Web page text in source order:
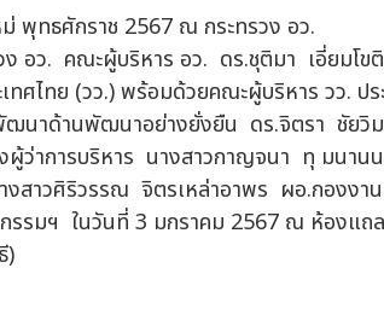
อว. คณะผู้บริหาร อว. ดร.ชุติมา เอี่ยมโข
ทศไทย (วว.) พร้อมด้วยคณะผู้บริหาร วว. ป
นาด้านพัฒนาอย่างยั่งยืน ดร.จิตรา ชัยวิ
าการบริหาร นางสาวกาญจนา ทุ มนาน
สาวศิริวรรณ จิตรเหล่าอาพร ผอ.กองงา
รรมฯ ในวันที่ 3 มกราคม 2567 ณ ห้องแถ
)